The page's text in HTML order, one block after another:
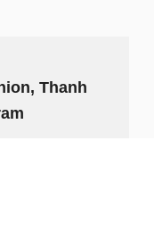
Thanh